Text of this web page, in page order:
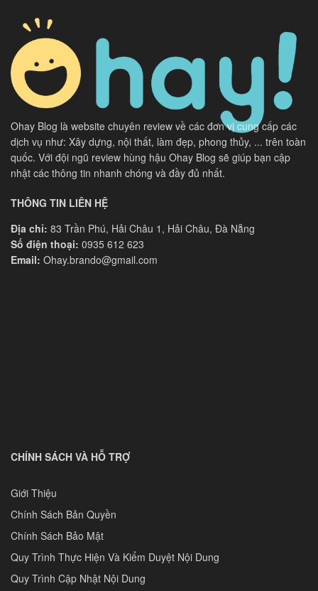
Ohay Blog là website chuyên review về các đơn vị cung cấp các
dịch vụ như: Xây dựng, nội thất, làm đẹp, phong thủy, ... trên toàn
quốc. Với đội ngũ review hùng hậu Ohay Blog sẽ giúp bạn cập
nhật các thông tin nhanh chóng và đầy đủ nhất.
THÔNG TIN LIÊN HỆ
Địa chỉ: 83 Trần Phú, Hải Châu 1, Hải Châu, Đà Nẵng
Số điện thoại: 0935 612 623
Email: Ohay.brando@gmail.com
CHÍNH SÁCH VÀ HỖ TRỢ
Giới Thiệu
Chính Sách Bản Quyền
Chính Sách Bảo Mật
Quy Trình Thực Hiện Và Kiểm Duyệt Nội Dung
Quy Trình Cập Nhật Nội Dung